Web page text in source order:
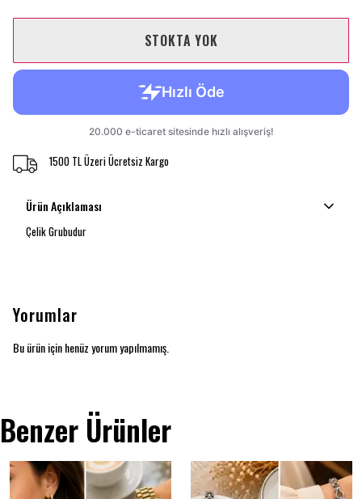
STOKTA YOK
1500 TL Üzeri Ücretsiz Kargo
Ürün Açıklaması
Çelik Grubudur
Yorumlar
Bu ürün için henüz yorum yapılmamış.
Benzer Ürünler